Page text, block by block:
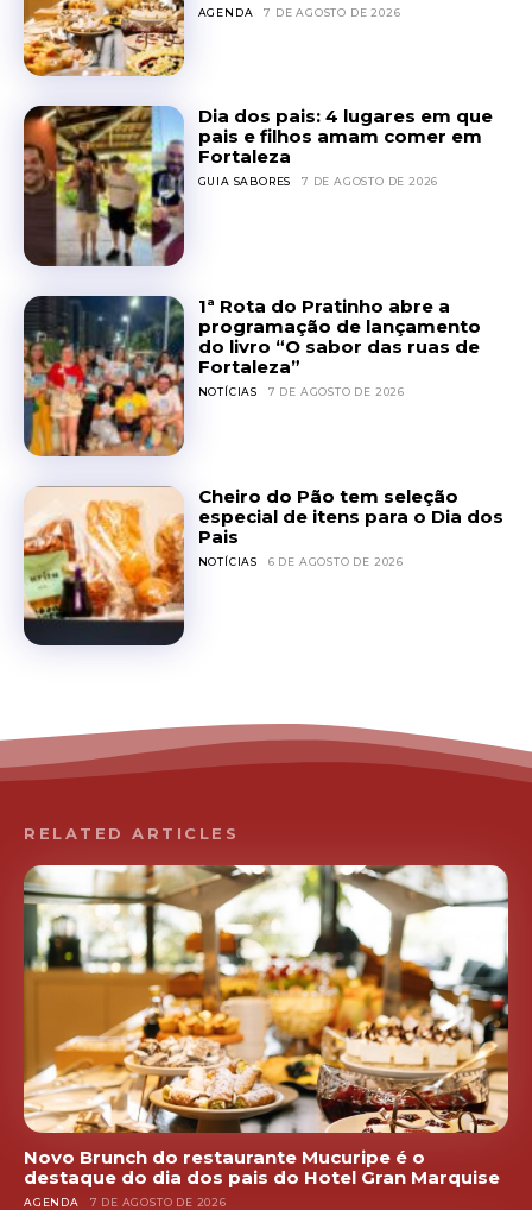
AGENDA 7 DE AGOSTO DE 2026
Dia dos pais: 4 lugares em que
pais e filhos amam comer em
Fortaleza
GUIA SABORES 7 DE AGOSTO DE 2026
1ª Rota do Pratinho abre a
programação de lançamento
do livro “O sabor das ruas de
Fortaleza”
NOTÍCIAS 7 DE AGOSTO DE 2026
Cheiro do Pão tem seleção
especial de itens para o Dia dos
Pais
NOTÍCIAS 6 DE AGOSTO DE 2026
RELATED ARTICLES
Novo Brunch do restaurante Mucuripe é o
destaque do dia dos pais do Hotel Gran Marquise
AGENDA 7 DE AGOSTO DE 2026